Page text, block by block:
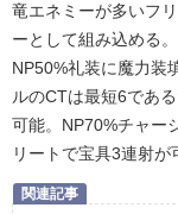
竜エネミーが多いフ
ーとして組み込める
NP50%礼装に魔力装
ルのCTは最短6であ
可能。NP70%チャー
リートで宝具3連射が